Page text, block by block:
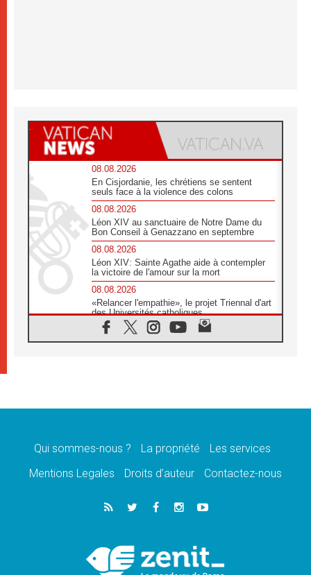
08.08.2026
En Cisjordanie, les chrétiens se sentent
seuls face à la violence des colons
08.08.2026
Léon XIV au sanctuaire de Notre Dame du
Bon Conseil à Genazzano en septembre
08.08.2026
Léon XIV: Sainte Agathe aide à contempler
la victoire de l'amour sur la mort
08.08.2026
«Relancer l'empathie», le projet Triennal d'art
des Universités catholiques
08.08.2026
Signis 2026, donner la parole aux religieuses
07.08.2026
07.08.2026
de l'Assomption et mémoire nationale
«La paix commence par l'empathie» estime
le cardinal Parolin
En Colombie, «la paix ne s'achète pas avec
une signature»
Qui sommes-nous ? La propriété
Les services
Mentions Legales
Droits d’auteur Contactez-nous